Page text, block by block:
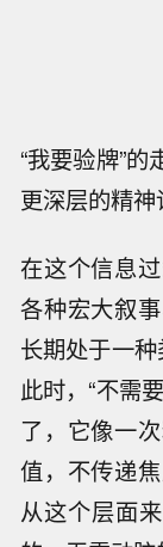
“我要验牌”
更深层的精神
在这个信息
各种宏大叙
长期处于一种
此时，“不需
了，它像一
值，不传递
从这个层面